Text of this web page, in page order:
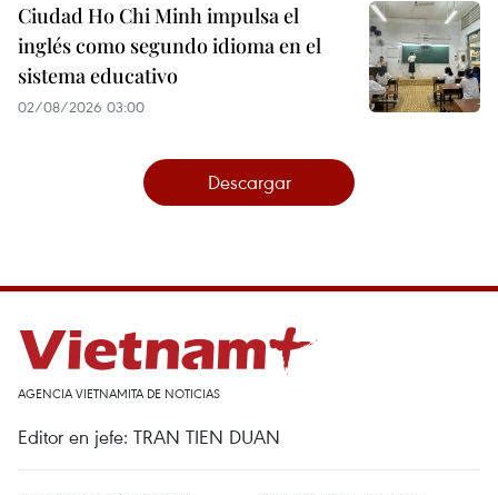
Ciudad Ho Chi Minh impulsa el
inglés como segundo idioma en el
sistema educativo
02/08/2026 03:00
Descargar
AGENCIA VIETNAMITA DE NOTICIAS
Editor en jefe: TRAN TIEN DUAN